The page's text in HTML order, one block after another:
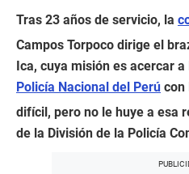
Tras 23 años de servicio, la
Campos Torpoco dirige el
Ica, cuya misión es acercar a
Policía Nacional del Perú con
difícil, pero no le huye a esa
de la División de la Policía